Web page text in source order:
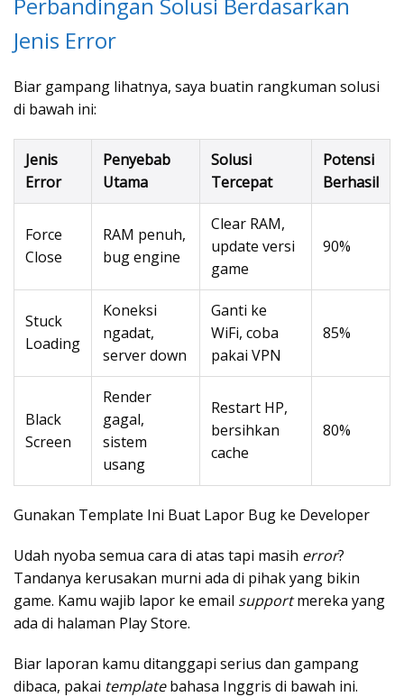
Jenis Error
Biar gampang lihatnya, saya buatin rangkuman solusi
di bawah ini:
Jenis
Error
Penyebab
Utama
Solusi
Tercepat
Potensi
Berhasil
Force
Close
RAM penuh,
bug engine
Clear RAM,
update versi
game
90%
Stuck
Loading
Koneksi
ngadat,
server down
Ganti ke
WiFi, coba
pakai VPN
85%
Black
Screen
Render
gagal,
sistem
usang
Restart HP,
bersihkan
cache
80%
Gunakan Template Ini Buat Lapor Bug ke Developer
Udah nyoba semua cara di atas tapi masih error?
Tandanya kerusakan murni ada di pihak yang bikin
game. Kamu wajib lapor ke email supportmereka yang
ada di halaman Play Store.
Biar laporan kamu ditanggapi serius dan gampang
dibaca, pakai templatebahasa Inggris di bawah ini.